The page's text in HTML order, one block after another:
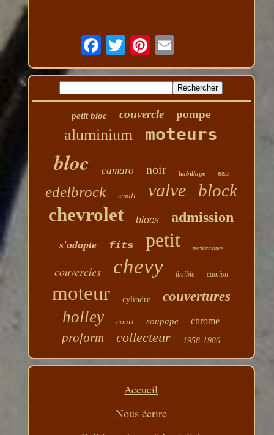
petit bloc couvercle pompe
aluminium moteurs
bloc camaro noir habillage eau
edelbrock small valve block
chevrolet blocs admission
s'adapte fits petit performance
couvercles chevy fusible camion
moteur cylindre couvertures
holley court soupape chrome
proform collecteur 1958-1986
Accueil
Nous écrire